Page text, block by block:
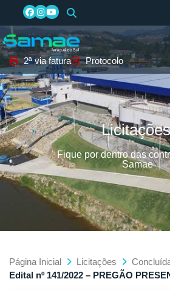
2ª via fatura Protocolo
Licitações
Fique por dentro das
Samae
Página Inicial Licitações
Edital nº 141/2022 – PREGÃO